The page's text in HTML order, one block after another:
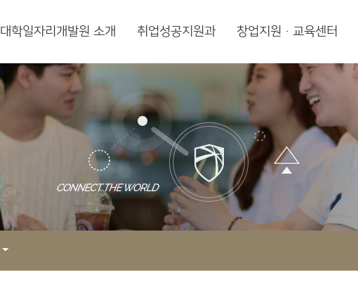
대학일자리개발원 소개 취업성공지원과 창업지원·교육센터